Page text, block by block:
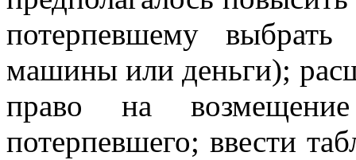
потерпевшему
машины или деньги);
право на
потерпевшего; ввести